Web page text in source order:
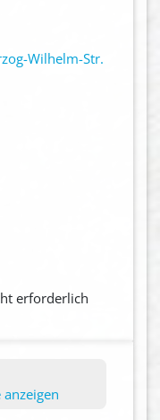
Wilhelm-Str.
erforderlich